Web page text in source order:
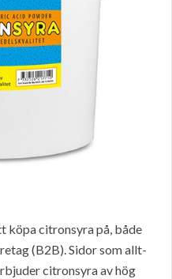
köpa citronsyra på, både
(B2B). Sidor som allt-
citronsyra av hög